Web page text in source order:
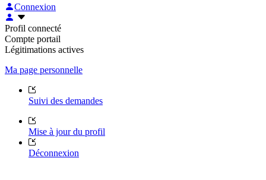
Connexion
Profil connecté
Compte portail
Légitimations actives
Ma page personnelle
Suivi des demandes
Mise à jour du profil
Déconnexion